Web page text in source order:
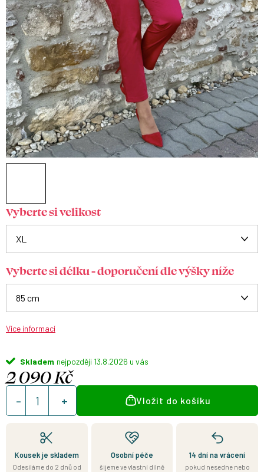
Vyberte si velikost
Vyberte si délku - doporučení dle výšky níže
Více informací
Skladem 13.8.2026
2 090 Kč
Měrná
cena:
Vložit do košíku
Kousek je skladem
Odesíláme do 2 dnů od
Osobní péče
šijeme ve vlastní dílně
14 dní na vrácení
pokud nesedne nebo